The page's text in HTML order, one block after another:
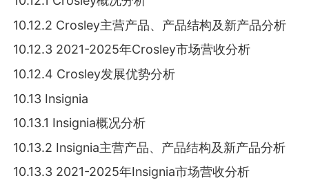
10.12.2 Crosley主营产品、产品结构及新产品分析
10.12.3 2021-2025年Crosley市场营收分析
10.12.4 Crosley发展优势分析
10.13 Insignia
10.13.1 Insignia概况分析
10.13.2 Insignia主营产品、产品结构及新产品分析
10.13.3 2021-2025年Insignia市场营收分析